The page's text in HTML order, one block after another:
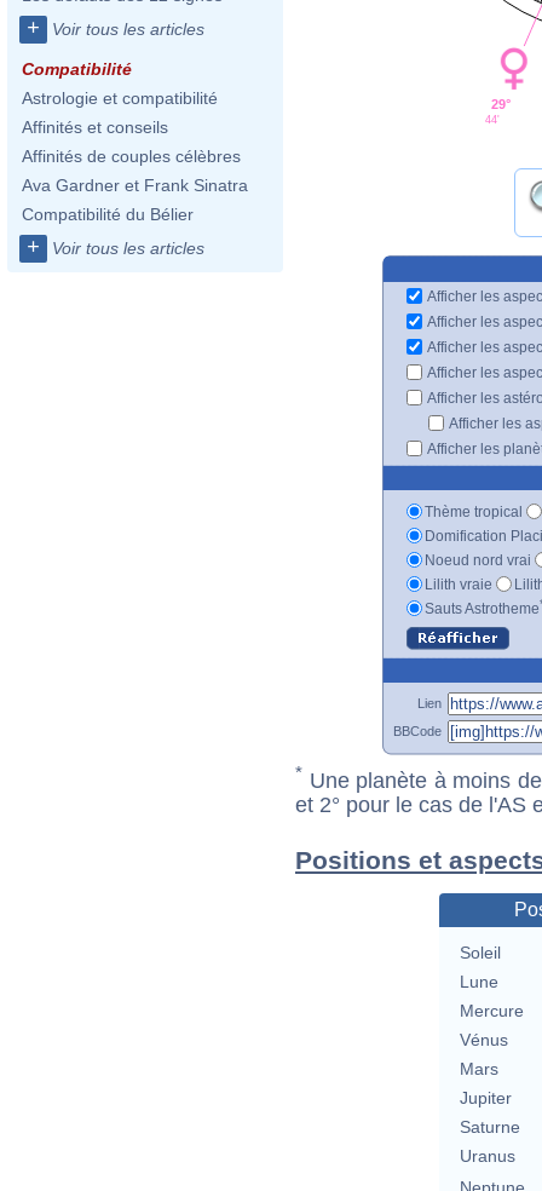
+ Voir tous les articles
Compatibilité
Astrologie et compatibilité
Affinités et conseils
Affinités de couples célèbres
Ava Gardner et Frank Sinatra
Compatibilité du Bélier
+ Voir tous les articles
29°
44'
Afficher les
Afficher les
Afficher les
Afficher les
Afficher les
Afficher les
Afficher les
Thème tropical
Domification
Noeud nord vrai
Lilith vraie
Sauts Astrotheme
Lien
BBCode
* Une planète à moins
et 2° pour le cas de l'AS
Positions et
Soleil
Lune
Mercure
Vénus
Mars
Jupiter
Saturne
Uranus